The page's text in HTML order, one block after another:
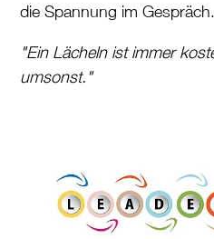
die Spannung im Gespräch.
"Ein Lächeln ist immer
umsonst."